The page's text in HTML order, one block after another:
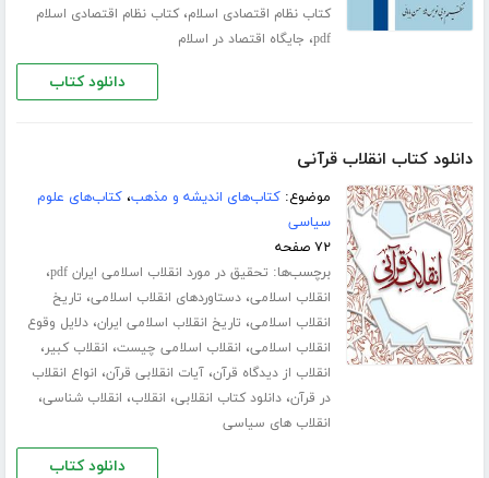
کتاب نظام اقتصادی اسلام،کتاب نظام اقتصادی اسلام
pdf، جایگاه اقتصاد در اسلام
دانلود کتاب
دانلود کتاب انقلاب قرآنی
موضوع:کتاب‌های اندیشه و مذهب،کتاب‌های علوم
سیاسی
۷۲ صفحه
برچسب‌ها: تحقیق در مورد انقلاب اسلامی ایران pdf ،
انقلاب اسلامی،دستاوردهای انقلاب اسلامی، تاریخ
انقلاب اسلامی، تاریخ انقلاب اسلامی ایران،دلایل وقوع
انقلاب اسلامی، انقلاب اسلامی چیست، انقلاب کبیر،
انقلاب از دیدگاه قرآن،آیات انقلابی قرآن، انواع انقلاب
در قرآن،دانلود کتاب انقلابی، انقلاب، انقلاب شناسی،
انقلاب های سیاسی
دانلود کتاب